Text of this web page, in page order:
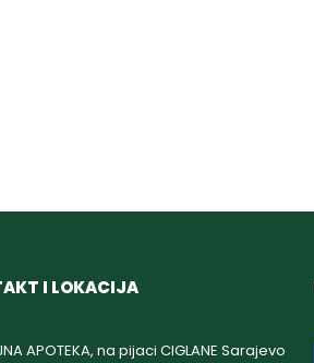
I LOKACIJA
APOTEKA, na pijaci CIGLANE Sarajevo